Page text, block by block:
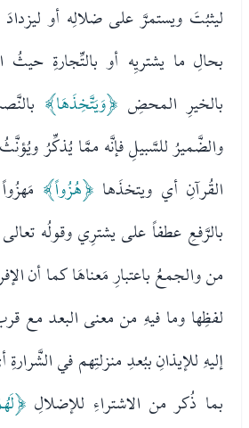
ليثبُتَ ويستمرَّ على ضلالِه أو ليزدادَ
بحالِ ما يشتريِه أو بالتِّجارةِ
بالخيرِ المحضِ ﴿وَيَتَّخِذَهَا﴾
والضَّميرُ للسَّبيلِ فإنَّه ممَّا يُذكِّرُ
القُرآنِ أي ويتخذَها ﴿هُزُواً﴾
بالرَّفعِ عطفاً على يشترِي وقولُه تعالى
من والجمعُ باعتبارِ مَعناهَا كما أن
لفظِها وما فيهِ من معنى البعد مع
إليهِ للإيذانِ ببُعدِ منزلتِهم في
بما ذُكر من الاشتراءِ للإضلالِ